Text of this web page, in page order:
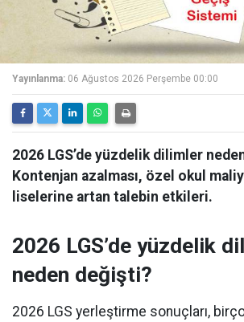
Yayınlanma: 06 Ağustos 2026 Perşembe 00:00
2026 LGS’de yüzdelik dilimler
Kontenjan azalması, özel okul
liselerine artan talebin etkileri.
2026 LGS’de yüzdelik
neden değişti?
2026 LGS yerleştirme sonuçları,